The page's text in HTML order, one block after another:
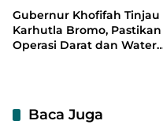
Gubernur Khofifah Tinjau
Karhutla Bromo, Pastikan
Operasi Darat dan Water
Baca Juga